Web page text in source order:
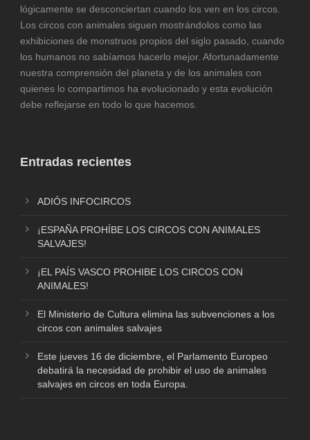
lógicamente se desconciertan cuando los ven en los circos.
Los circos con animales siguen mostrándolos como las
exhibiciones de monstruos propios del siglo pasado, cuando
los humanos no sabíamos hacerlo mejor. Afortunadamente
nuestra comprensión del planeta y de los animales con
quienes lo compartimos ha evolucionado y esta evolución
debe reflejarse en todo lo que hacemos.
Entradas recientes
ADIÓS INFOCIRCOS
¡ESPAÑA PROHÍBE LOS CIRCOS CON ANIMALES
SALVAJES!
¡EL PAÍS VASCO PROHIBE LOS CIRCOS CON
ANIMALES!
El Ministerio de Cultura elimina las subvenciones a los
circos con animales salvajes
Este jueves 16 de diciembre, el Parlamento Europeo
debatirá la necesidad de prohibir el uso de animales
salvajes en circos en toda Europa.